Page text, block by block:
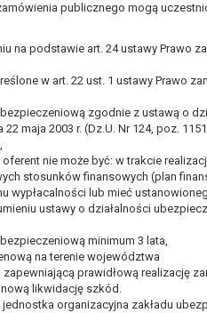
publicznego mogą
na podstawie art. 24 ustawy Prawo
w art. 22 ust. 1 ustawy Prawo
zgodnie z ustawą o
maja 2003 r. (Dz.U. Nr 124, poz.
nie może być: w trakcie
stosunków finansowych (plan
wypłacalności lub mieć
ustawy o działalności
minimum 3 lata,
na terenie województwa
prawidłową realizację
likwidację szkód.
organizacyjna zakładu